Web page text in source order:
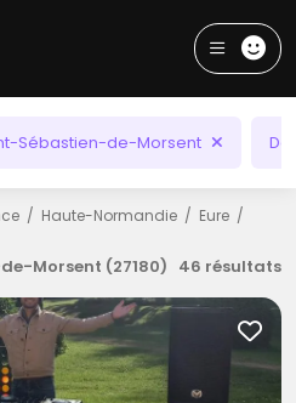
Sébastien-de-Morsent
Haute-Normandie
Eure
Morsent (27180) 46 résultats